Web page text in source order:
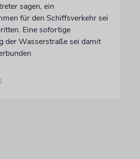
sagen, ein
für den Schiffsverkehr sei
Eine sofortige
der Wasserstraße sei damit